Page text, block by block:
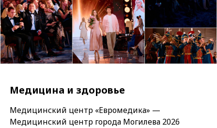
Медицина и здоровье
Медицинский центр «Евромедика» —
Медицинский центр города Могилева 2026